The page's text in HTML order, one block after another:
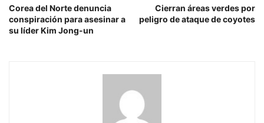
Corea del Norte denuncia
conspiración para asesinar a
su líder Kim Jong-un
Cierran áreas verdes por
peligro de ataque de coyotes